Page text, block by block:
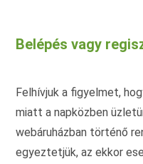
Belépés vagy
Felhívjuk a figyelmet,
miatt a napközben
webáruházban történő
egyeztetjük, az ekkor